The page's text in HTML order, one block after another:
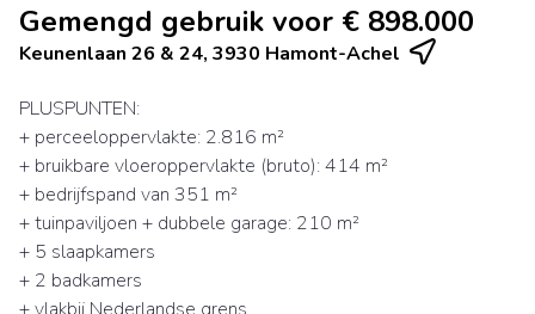
Gemengd gebruik voor € 898.000
Keunenlaan 26 & 24, 3930 Hamont-Achel
PLUSPUNTEN:
+ perceeloppervlakte: 2.816 m²
+ bruikbare vloeroppervlakte (bruto): 414 m²
+ bedrijfspand van 351 m²
+ tuinpaviljoen + dubbele garage: 210 m²
+ 5 slaapkamers
+ 2 badkamers
+ vlakbij Nederlandse grens